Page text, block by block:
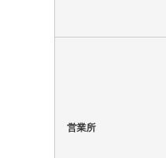
営業所